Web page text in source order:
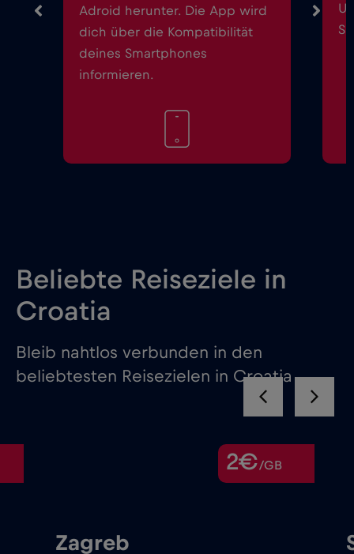
Adroid herunter. Die App wird
dich über die Kompatibilität
deines Smartphones
informieren.
Beliebte Reiseziele in
Croatia
Bleib nahtlos verbunden in den
beliebtesten Reisezielen in Croatia
2€/GB
Zagreb